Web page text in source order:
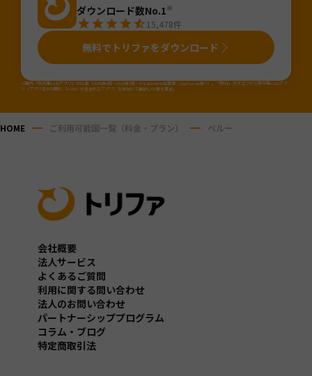
ダウンロード数No.1※
15,478件
無料でトリファをダウンロード
※国内「旅行用eSIMアプリ」のDL数（2025年4月～2026年3月・iOS&Android合算値・AppTweak調べ）。「旅行」カテゴリから旅行用eSIMアプ
リ（アプリ名か説明に「eSIM」が含まれるアプリ）を当社にて抽出しDL数を算出。
HOME ご利用可能国一覧（料金・プラン） ペルー
会社概要
法人サービス
よくあるご質問
利用に関する問い合わせ
法人のお問い合わせ
パートナーシッププログラム
コラム・ブログ
特定商取引法